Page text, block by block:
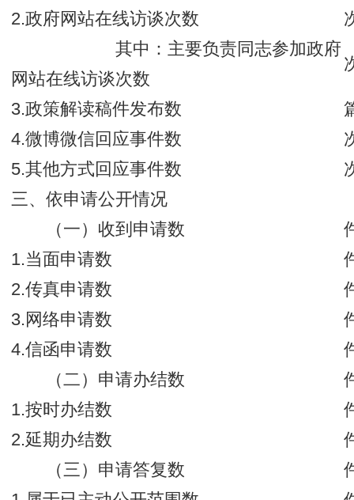
2.政府网站在线访谈次数
其中：主要负责同志参加政府
网站在线访谈次数
3.政策解读稿件发布数
4.微博微信回应事件数
5.其他方式回应事件数
三、依申请公开情况
（一）收到申请数
1.当面申请数
2.传真申请数
3.网络申请数
4.信函申请数
（二）申请办结数
1.按时办结数
2.延期办结数
（三）申请答复数